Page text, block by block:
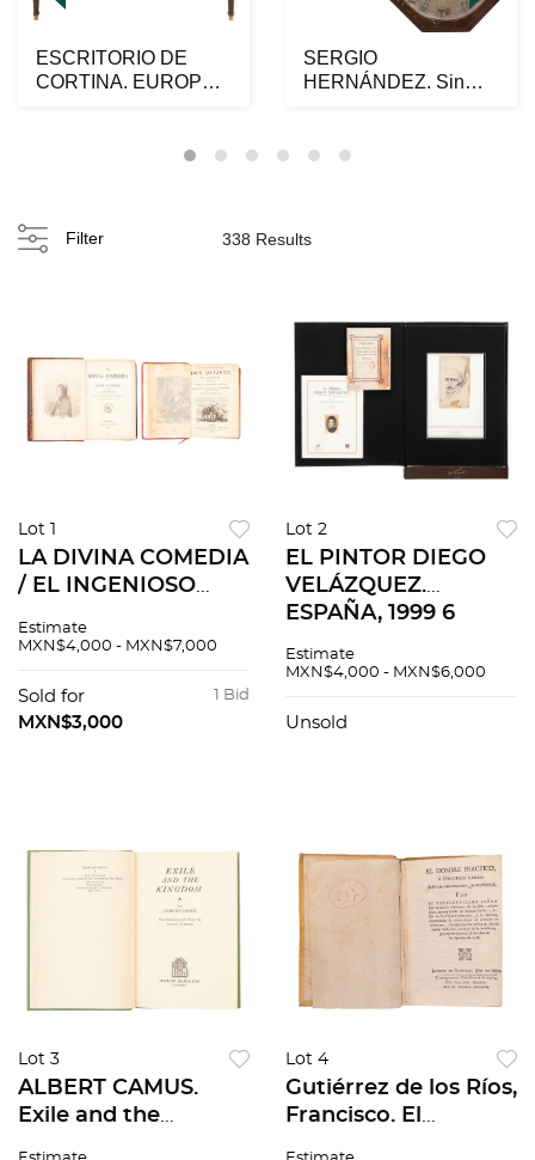
ESCRITORIO DE
CORTINA. EUROPA.
SERGIO
HERNÁNDEZ. Sin
Filter 338 Results
Lot 1
LA DIVINA COMEDIA
/ EL INGENIOSO
QUIJOTE DE LA
2 piezas
Estimate
MXN$4,000 - MXN$7,000
1 Bid
Sold for
MXN$3,000
Lot 2
EL PINTOR DIEGO
VELÁZQUEZ.
ESPAÑA, 1999 6
Edición de 980
415. Firmado por
Estimate
MXN$4,000 - MXN$6,000
Unsold
Lot 3
ALBERT CAMUS.
Exile and the
Lot 4
Gutiérrez de los Ríos,
Francisco. El